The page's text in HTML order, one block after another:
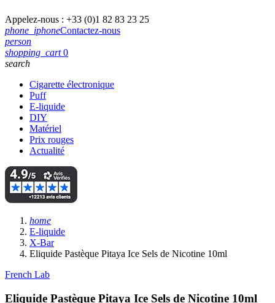
Appelez-nous : +33 (0)1 82 83 23 25
phone_iphoneContactez-nous
person
shopping_cart 0
search
Cigarette électronique
Puff
E-liquide
DIY
Matériel
Prix rouges
Actualité
home
E-liquide
X-Bar
Eliquide Pastèque Pitaya Ice Sels de Nicotine 10ml
French Lab
Eliquide Pastèque Pitaya Ice Sels de Nicotine 10ml